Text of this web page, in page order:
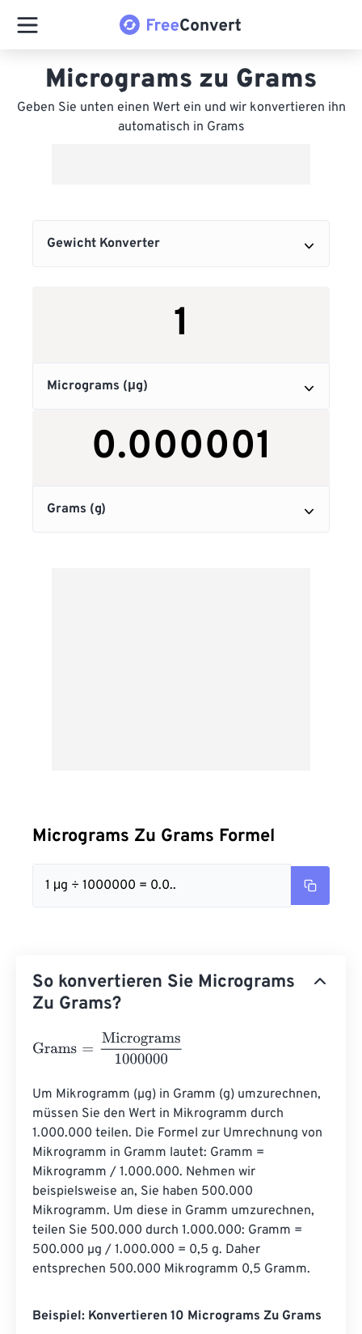
Micrograms zu Grams
Geben Sie unten einen Wert ein und wir konvertieren ihn
automatisch in Grams
Micrograms Zu Grams Formel
1 μg ÷ 1000000 = 0.0..
So konvertieren Sie Micrograms
Zu Grams?
Grams Micrograms1000000
Um Mikrogramm (µg) in Gramm (g) umzurechnen,
müssen Sie den Wert in Mikrogramm durch
1.000.000 teilen. Die Formel zur Umrechnung von
Mikrogramm in Gramm lautet: Gramm =
Mikrogramm / 1.000.000. Nehmen wir
beispielsweise an, Sie haben 500.000
Mikrogramm. Um diese in Gramm umzurechnen,
teilen Sie 500.000 durch 1.000.000: Gramm =
500.000 µg / 1.000.000 = 0,5 g. Daher
entsprechen 500.000 Mikrogramm 0,5 Gramm.
Beispiel: Konvertieren 10 Micrograms Zu Grams